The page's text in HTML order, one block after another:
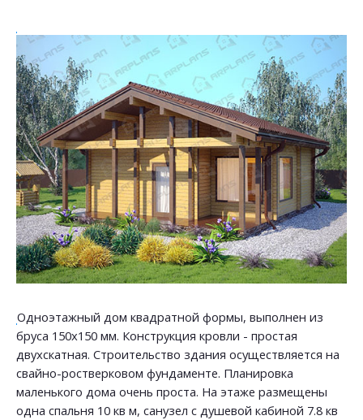
Одноэтажный дом квадратной формы, выполнен из
бруса 150х150 мм. Конструкция кровли - простая
двухскатная. Строительство здания осуществляется на
свайно-ростверковом фундаменте. Планировка
маленького дома очень проста. На этаже размещены
одна спальня 10 кв м, санузел с душевой кабиной 7.8 кв